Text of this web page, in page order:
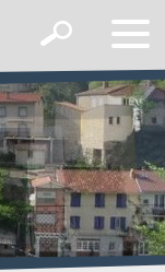
le
Afficher
formulaire
de
recherche